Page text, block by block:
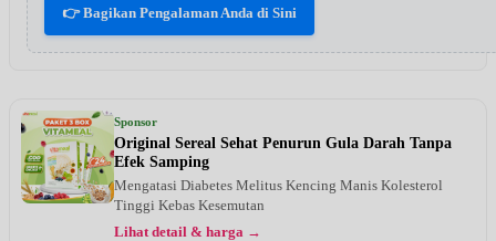
👉 Bagikan Pengalaman Anda di Sini
Sponsor
Original Sereal Sehat Penurun Gula Darah Tanpa
Efek Samping
Mengatasi Diabetes Melitus Kencing Manis Kolesterol
Tinggi Kebas Kesemutan
Lihat detail & harga →